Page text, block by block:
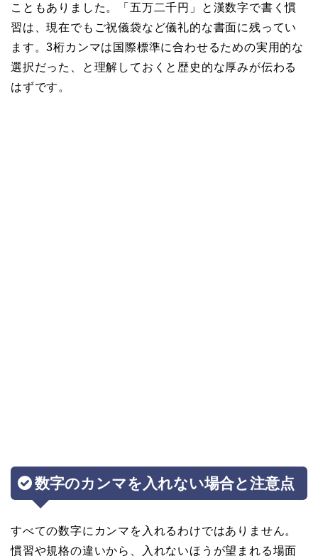
こともありました。「五万二千円」と漢数字で書く慣
習は、現在でもご祝儀袋など儀礼的な書面に残ってい
ます。3桁カンマは国際標準に合わせるための実用的な
選択だった、と理解しておくと歴史的な厚みが伝わる
はずです。
数字のカンマを入れない場合と注意点
すべての数字にカンマを入れるわけではありません。
慣習や規格の違いから、入れないほうが望まれる場面